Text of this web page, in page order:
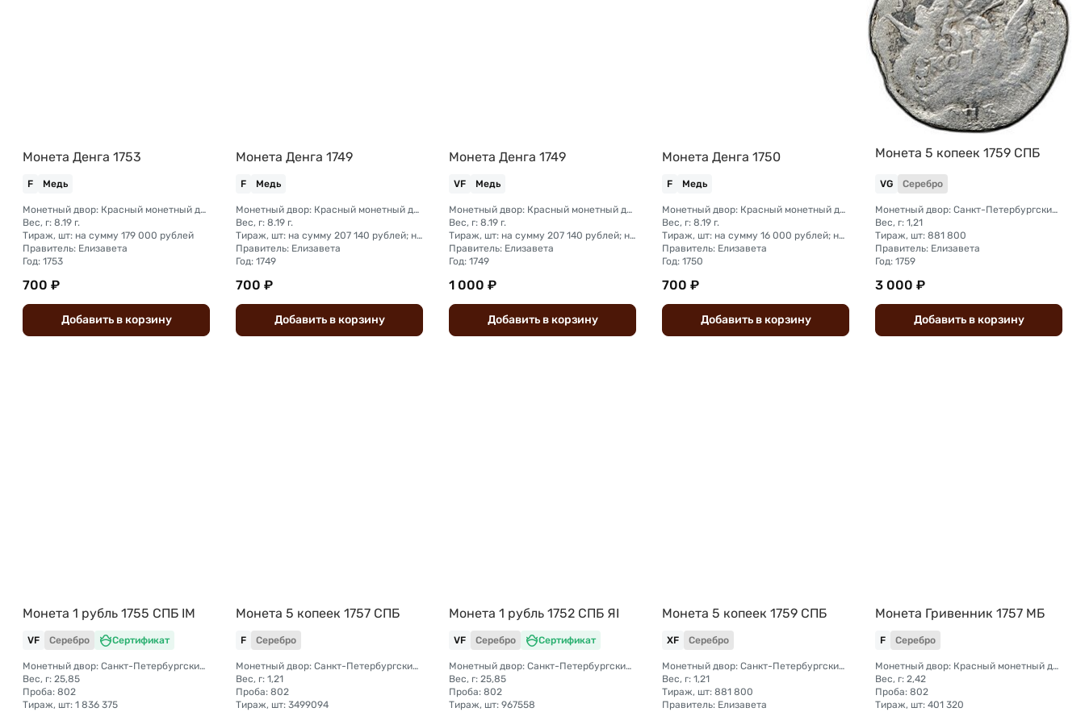
Монета Денга 1753
F Медь
Монетный двор: Красный монетный двор (Москва)
Вес, г: 8.19 г.
Тираж, шт: на сумму 179 000 рублей
Правитель: Елизавета
Год: 1753
700 ₽
Добавить вкорзину
Монета Денга 1749
F Медь
Монетный двор: Красный монетный двор (Москва); Екатеринбургский монетный двор
Вес, г: 8.19 г.
Тираж, шт: на сумму 207 140 рублей; на сумму 239 600 рублей
Правитель: Елизавета
Год: 1749
700 ₽
Добавить вкорзину
Монета Денга 1749
VF Медь
Монетный двор: Красный монетный двор (Москва); Екатеринбургский монетный двор
Вес, г: 8.19 г.
Тираж, шт: на сумму 207 140 рублей; на сумму 239 600 рублей
Правитель: Елизавета
Год: 1749
1 000 ₽
Добавить вкорзину
Монета Денга 1750
F Медь
Монетный двор: Красный монетный двор (Москва); Екатеринбургский монетный двор
Вес, г: 8.19 г.
Тираж, шт: на сумму 16 000 рублей; на сумму 258 980 рублей
Правитель: Елизавета
Год: 1750
700 ₽
Добавить вкорзину
Монета 5 копеек 1759 СПБ
VG Серебро
Монетный двор: Санкт-Петербургский монетный двор
Вес, г: 1,21
Тираж, шт: 881 800
Правитель: Елизавета
Год: 1759
3 000 ₽
Добавить вкорзину
Монета 1 рубль 1755 СПБ IM
VF Серебро Сертификат
Монетный двор: Санкт-Петербургский монетный двор
Вес, г: 25,85
Проба: 802
Тираж, шт: 1 836 375
Монета 5 копеек 1757 СПБ
F Серебро
Монетный двор: Санкт-Петербургский монетный двор
Вес, г: 1,21
Проба: 802
Тираж, шт: 3499094
Монета 1 рубль 1752 СПБ ЯI
VF Серебро Сертификат
Монетный двор: Санкт-Петербургский монетный двор
Вес, г: 25,85
Проба: 802
Тираж, шт: 967558
Монета 5 копеек 1759 СПБ
XF Серебро
Монетный двор: Санкт-Петербургский монетный двор
Вес, г: 1,21
Тираж, шт: 881 800
Правитель: Елизавета
Монета Гривенник 1757 МБ
F Серебро
Монетный двор: Красный монетный двор (Москва)
Вес, г: 2,42
Проба: 802
Тираж, шт: 401 320